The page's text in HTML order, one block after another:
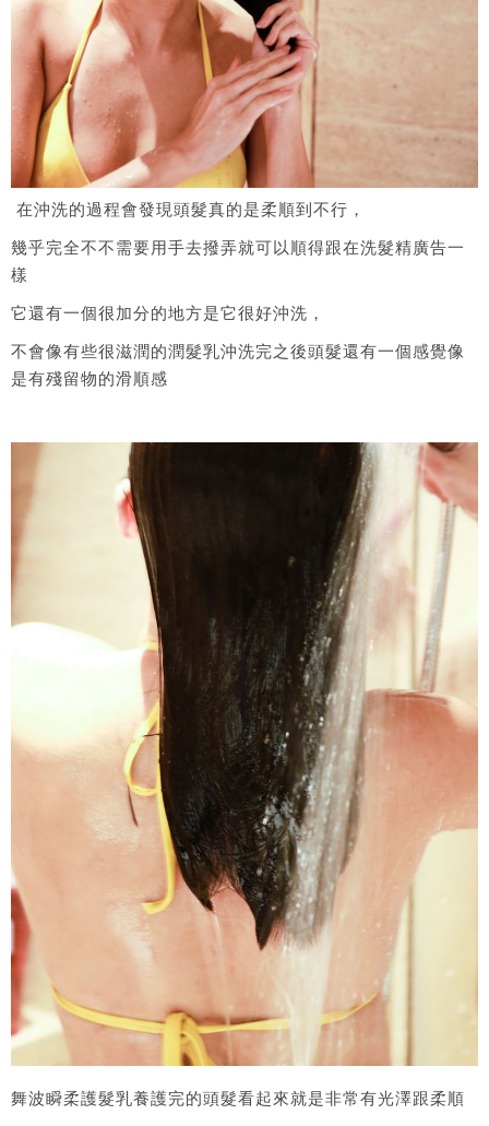
在沖洗的過程會發現頭髮真的是柔順到不行，
幾乎完全不不需要用手去撥弄就可以順得跟在洗髮精廣告一
樣
它還有一個很加分的地方是它很好沖洗，
不會像有些很滋潤的潤髮乳沖洗完之後頭髮還有一個感覺像
是有殘留物的滑順感
舞波瞬柔護髮乳養護完的頭髮看起來就是非常有光澤跟柔順